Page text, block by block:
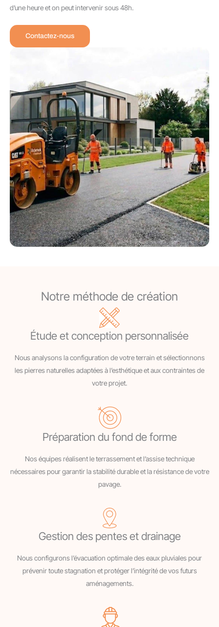
d’une heure et on peut intervenir sous 48h.
Contactez-nous
Notre méthode de création
Étude et conception personnalisée
Nous analysons la configuration de votre terrain et sélectionnons
les pierres naturelles adaptées à l’esthétique et aux contraintes de
votre projet.
Préparation du fond de forme
Nos équipes réalisent le terrassement et l’assise technique
nécessaires pour garantir la stabilité durable et la résistance de votre
pavage.
Gestion des pentes et drainage
Nous configurons l’évacuation optimale des eaux pluviales pour
prévenir toute stagnation et protéger l’intégrité de vos futurs
aménagements.